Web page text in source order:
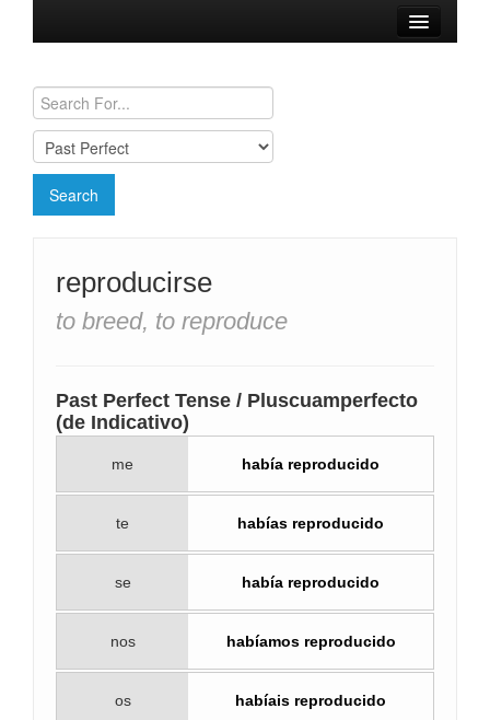
Conjugation Charts
Need a Spanish Tutor?
reproducirse
to breed, to reproduce
Past Perfect Tense / Pluscuamperfecto
(de Indicativo)
me había reproducido
te habías reproducido
se había reproducido
nos habíamos reproducido
os habíais reproducido